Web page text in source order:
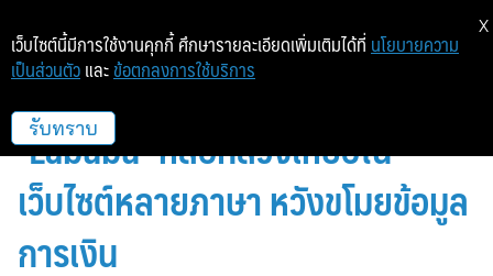
แคสเปอร์สกี้เตือนภัย มิจฉาชีพใช้
‘Labubu’ หลอกลวงเหยื่อใน
เว็บไซต์หลายภาษา หวังขโมยข้อมูล
การเงิน
เว็บไซต์นี้มีการใช้งานคุกกี้ ศึกษารายละเอียดเพิ่มเติมได้ที่ นโยบายความ
เป็นส่วนตัว และ ข้อตกลงการใช้บริการ
รับทราบ
X